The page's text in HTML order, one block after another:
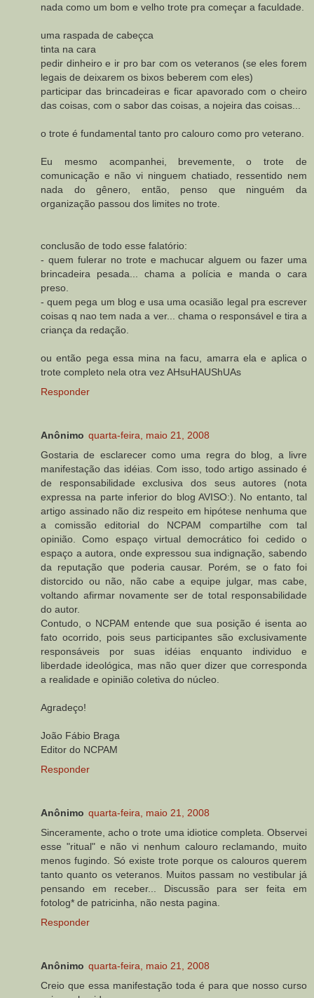
nada como um bom e velho trote pra começar a faculdade.
uma raspada de cabeçca
tinta na cara
pedir dinheiro e ir pro bar com os veteranos (se eles forem
legais de deixarem os bixos beberem com eles)
participar das brincadeiras e ficar apavorado com o cheiro
das coisas, com o sabor das coisas, a nojeira das coisas...
o trote é fundamental tanto pro calouro como pro veterano.
Eu mesmo acompanhei, brevemente, o trote de
comunicação e não vi ninguem chatiado, ressentido nem
nada do gênero, então, penso que ninguém da
organização passou dos limites no trote.
conclusão de todo esse falatório:
- quem fulerar no trote e machucar alguem ou fazer uma
brincadeira pesada... chama a polícia e manda o cara
preso.
- quem pega um blog e usa uma ocasião legal pra escrever
coisas q nao tem nada a ver... chama o responsável e tira a
criança da redação.
ou então pega essa mina na facu, amarra ela e aplica o
trote completo nela otra vez AHsuHAUShUAs
Responder
Anônimo quarta-feira, maio 21, 2008
Gostaria de esclarecer como uma regra do blog, a livre
manifestação das idéias. Com isso, todo artigo assinado é
de responsabilidade exclusiva dos seus autores (nota
expressa na parte inferior do blog AVISO:). No entanto, tal
artigo assinado não diz respeito em hipótese nenhuma que
a comissão editorial do NCPAM compartilhe com tal
opinião. Como espaço virtual democrático foi cedido o
espaço a autora, onde expressou sua indignação, sabendo
da reputação que poderia causar. Porém, se o fato foi
distorcido ou não, não cabe a equipe julgar, mas cabe,
voltando afirmar novamente ser de total responsabilidade
do autor.
Contudo, o NCPAM entende que sua posição é isenta ao
fato ocorrido, pois seus participantes são exclusivamente
responsáveis por suas idéias enquanto individuo e
liberdade ideológica, mas não quer dizer que corresponda
a realidade e opinião coletiva do núcleo.
Agradeço!
João Fábio Braga
Editor do NCPAM
Responder
Anônimo quarta-feira, maio 21, 2008
Sinceramente, acho o trote uma idiotice completa. Observei
esse "ritual" e não vi nenhum calouro reclamando, muito
menos fugindo. Só existe trote porque os calouros querem
tanto quanto os veteranos. Muitos passam no vestibular já
pensando em receber... Discussão para ser feita em
fotolog* de patricinha, não nesta pagina.
Responder
Anônimo quarta-feira, maio 21, 2008
Creio que essa manifestação toda é para que nosso curso